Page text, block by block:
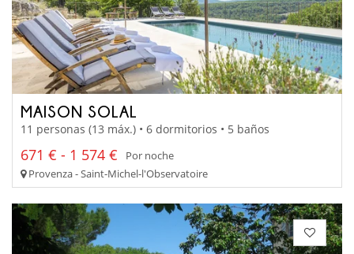
MAISON SOLAL
11 personas (13 máx.) • 6 dormitorios • 5 baños
671 € - 1 574 €
Por noche
Provenza - Saint-Michel-l'Observatoire